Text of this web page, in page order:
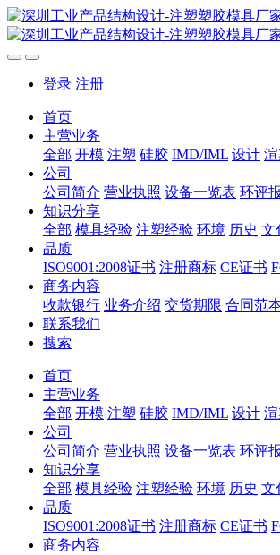
登录 注册
首页
主营业务
全部 开模 注塑 硅胶 IMD/IML 设计
公司
公司简介 营业执照 设备一览表 环评
知识分享
全部 模具经验 注塑经验 环境 历史 文
品质
ISO9001:2008证书 注册商标 CE证书
商务内容
收款银行 业务介绍 交货期限 合同范
联系我们
搜索
首页
主营业务
全部 开模 注塑 硅胶 IMD/IML 设计
公司
公司简介 营业执照 设备一览表 环评
知识分享
全部 模具经验 注塑经验 环境 历史 文
品质
ISO9001:2008证书 注册商标 CE证书
商务内容